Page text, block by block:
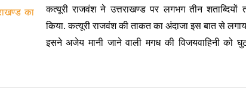
कत्यूरी राजवंश ने उत्तराखण्ड पर लगभग तीन
किया. कत्यूरी राजवंश की ताकत का अंदाजा इस बात से
इसने अजेय मानी जाने वाली मगध की विजयवाहिनी को